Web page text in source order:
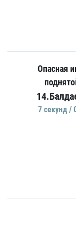
Опасная
7 секунд /